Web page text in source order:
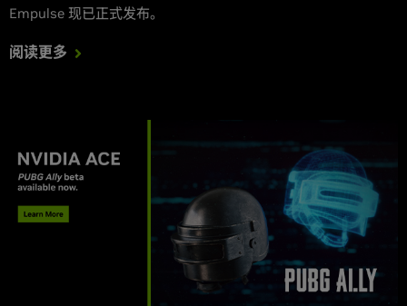
Empulse 现已正式发布。
阅读更多